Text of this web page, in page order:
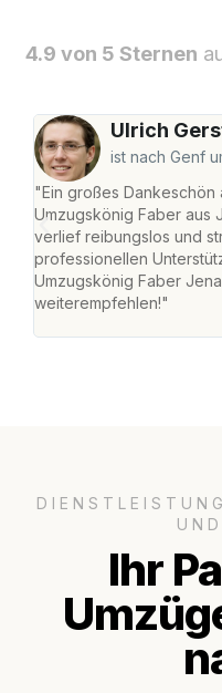
4.9 von 5 Sternen
Ulrich
ist nach Genf
"Ein großes Dankeschön
Umzugskönig Faber aus
verlief reibungslos und
professionellen
Umzugskönig Faber
weiterempfehlen!"
Ihr